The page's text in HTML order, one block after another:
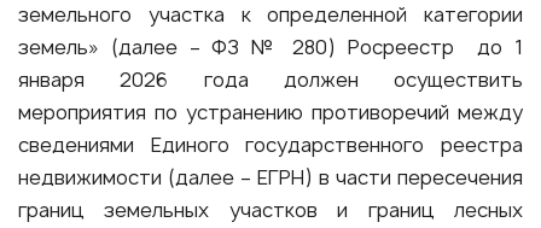
земельного участка к определенной категории
земель» (далее – ФЗ № 280) Росреестр до 1
января 2026 года должен осуществить
мероприятия по устранению противоречий между
сведениями Единого государственного реестра
недвижимости (далее – ЕГРН) в части пересечения
границ земельных участков и границ лесных